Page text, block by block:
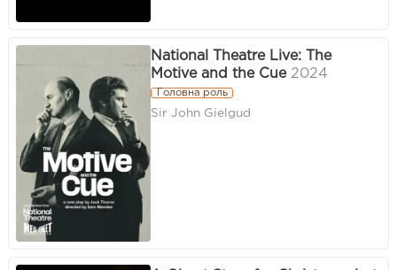
National Theatre Live: The
Motive and the Cue 2024
Головна роль
Sir John Gielgud